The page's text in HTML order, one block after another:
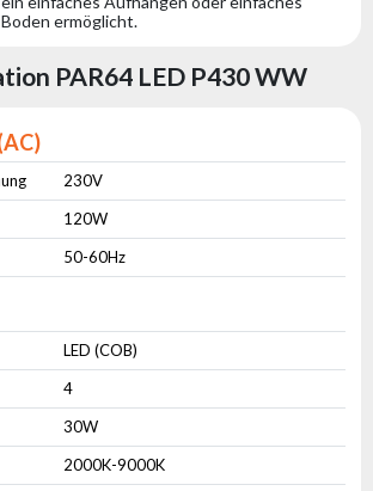
ermöglicht.
PAR64 LED P430 WW
230V
120W
50-60Hz
LED (COB)
4
30W
2000K-9000K